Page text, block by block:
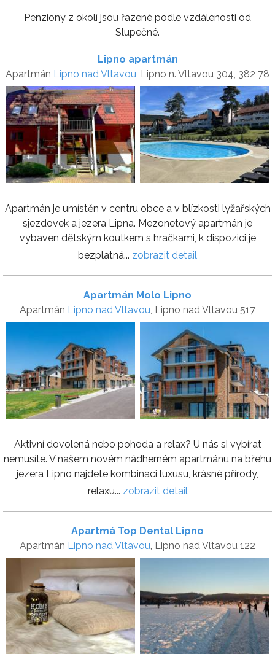
Penziony z okolí jsou řazené podle vzdálenosti od
Slupečné.
Lipno apartmán
Apartmán Lipno nad Vltavou , Lipno n. Vltavou 304, 382 78
Apartmán je umístěn v centru obce a v blízkosti lyžařských
sjezdovek a jezera Lipna. Mezonetový apartmán je
vybaven dětským koutkem s hračkami, k dispozici je
bezplatná... zobrazit detail
Apartmán Molo Lipno
Apartmán Lipno nad Vltavou, Lipno nad Vltavou 517
Aktivní dovolená nebo pohoda a relax? U nás si vybírat
nemusíte. V našem novém nádherném apartmánu na břehu
jezera Lipno najdete kombinaci luxusu, krásné přírody,
relaxu... zobrazit detail
Apartmá Top Dental Lipno
Apartmán Lipno nad Vltavou, Lipno nad Vltavou 122